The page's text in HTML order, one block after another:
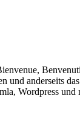
und anderseits
Wordpress